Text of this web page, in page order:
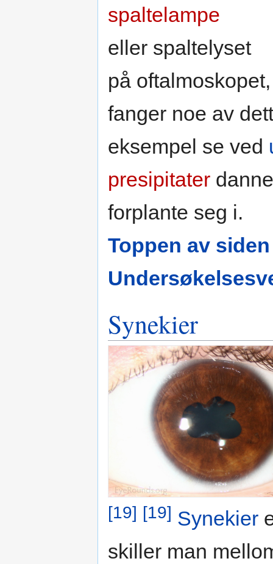
spaltelampe
eller spaltelyset
på
fanger noe av
eksempel se ved
presipitater
forplante seg i.
Toppen av siden
Synekier
[19] [19] Synekier
skiller man